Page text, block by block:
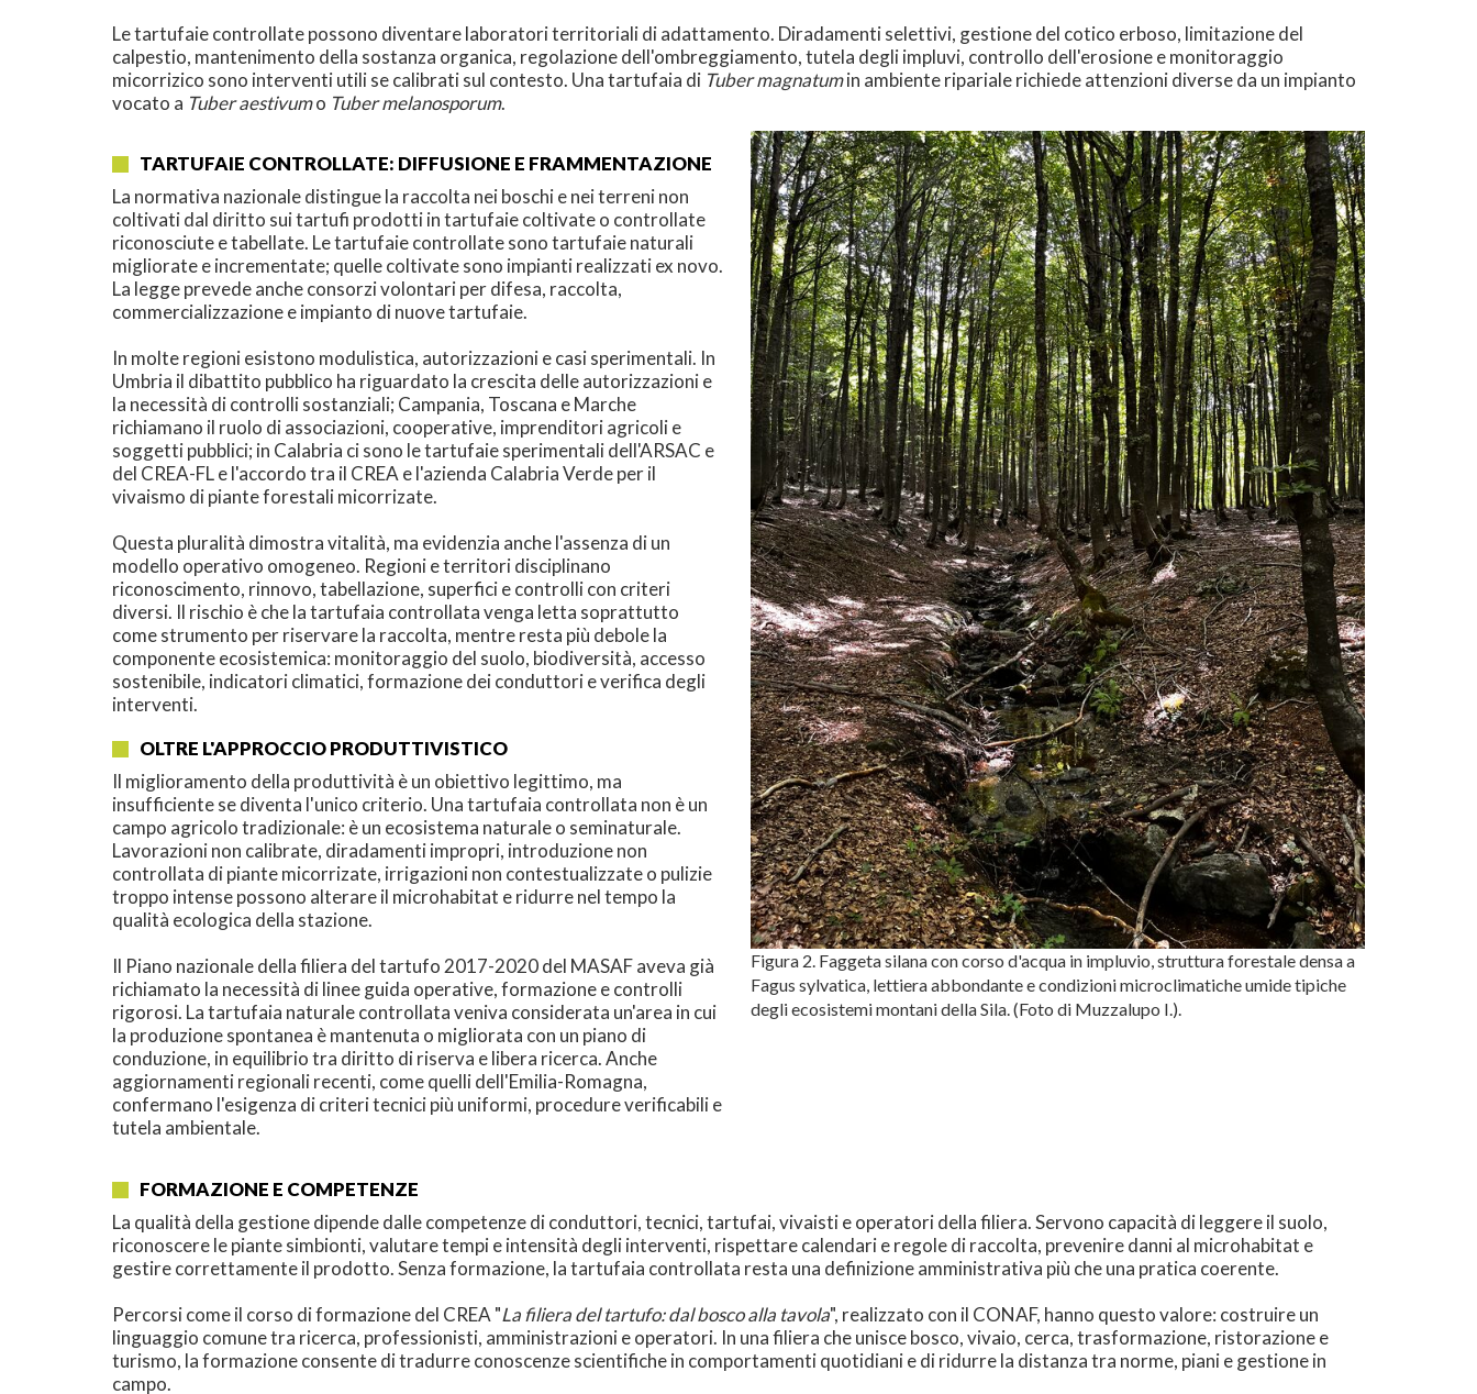
Le tartufaie controllate possono diventare laboratori territoriali di adattamento. Diradamenti selettivi, gestione del cotico erboso, limitazione del
calpestio, mantenimento della sostanza organica, regolazione dell'ombreggiamento, tutela degli impluvi, controllo dell'erosione e monitoraggio
micorrizico sono interventi utili se calibrati sul contesto. Una tartufaia di Tuber magnatumin ambiente ripariale richiede attenzioni diverse da un impianto
vocato a Tuber aestivumo Tuber melanosporum.
TARTUFAIE CONTROLLATE: DIFFUSIONE E FRAMMENTAZIONE
La normativa nazionale distingue la raccolta nei boschi e nei terreni non
coltivati dal diritto sui tartufi prodotti in tartufaie coltivate o controllate
riconosciute e tabellate. Le tartufaie controllate sono tartufaie naturali
migliorate e incrementate; quelle coltivate sono impianti realizzati ex novo.
La legge prevede anche consorzi volontari per difesa, raccolta,
commercializzazione e impianto di nuove tartufaie.
In molte regioni esistono modulistica, autorizzazioni e casi sperimentali. In
Umbria il dibattito pubblico ha riguardato la crescita delle autorizzazioni e
la necessità di controlli sostanziali; Campania, Toscana e Marche
richiamano il ruolo di associazioni, cooperative, imprenditori agricoli e
soggetti pubblici; in Calabria ci sono le tartufaie sperimentali dell'ARSAC e
del CREA-FL e l'accordo tra il CREA e l'azienda Calabria Verde per il
vivaismo di piante forestali micorrizate.
Questa pluralità dimostra vitalità, ma evidenzia anche l'assenza di un
modello operativo omogeneo. Regioni e territori disciplinano
riconoscimento, rinnovo, tabellazione, superfici e controlli con criteri
diversi. Il rischio è che la tartufaia controllata venga letta soprattutto
come strumento per riservare la raccolta, mentre resta più debole la
componente ecosistemica: monitoraggio del suolo, biodiversità, accesso
sostenibile, indicatori climatici, formazione dei conduttori e verifica degli
interventi.
OLTRE L'APPROCCIO PRODUTTIVISTICO
Il miglioramento della produttività è un obiettivo legittimo, ma
insufficiente se diventa l'unico criterio. Una tartufaia controllata non è un
campo agricolo tradizionale: è un ecosistema naturale o seminaturale.
Lavorazioni non calibrate, diradamenti impropri, introduzione non
controllata di piante micorrizate, irrigazioni non contestualizzate o pulizie
troppo intense possono alterare il microhabitat e ridurre nel tempo la
qualità ecologica della stazione.
Il Piano nazionale della filiera del tartufo 2017-2020 del MASAF aveva già
richiamato la necessità di linee guida operative, formazione e controlli
rigorosi. La tartufaia naturale controllata veniva considerata un'area in cui
la produzione spontanea è mantenuta o migliorata con un piano di
conduzione, in equilibrio tra diritto di riserva e libera ricerca. Anche
aggiornamenti regionali recenti, come quelli dell'Emilia-Romagna,
confermano l'esigenza di criteri tecnici più uniformi, procedure verificabili e
tutela ambientale.
Figura 2. Faggeta silana con corso d'acqua in impluvio, struttura forestale densa a
Fagus sylvatica, lettiera abbondante e condizioni microclimatiche umide tipiche
degli ecosistemi montani della Sila. (Foto di Muzzalupo I.).
FORMAZIONE E COMPETENZE
La qualità della gestione dipende dalle competenze di conduttori, tecnici, tartufai, vivaisti e operatori della filiera. Servono capacità di leggere il suolo,
riconoscere le piante simbionti, valutare tempi e intensità degli interventi, rispettare calendari e regole di raccolta, prevenire danni al microhabitat e
gestire correttamente il prodotto. Senza formazione, la tartufaia controllata resta una definizione amministrativa più che una pratica coerente.
Percorsi come il corso di formazione del CREA "La filiera del tartufo: dal bosco alla tavola", realizzato con il CONAF, hanno questo valore: costruire un
linguaggio comune tra ricerca, professionisti, amministrazioni e operatori. In una filiera che unisce bosco, vivaio, cerca, trasformazione, ristorazione e
turismo, la formazione consente di tradurre conoscenze scientifiche in comportamenti quotidiani e di ridurre la distanza tra norme, piani e gestione in
campo.